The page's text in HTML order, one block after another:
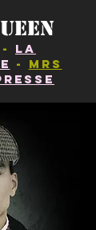
- La
- Mrs